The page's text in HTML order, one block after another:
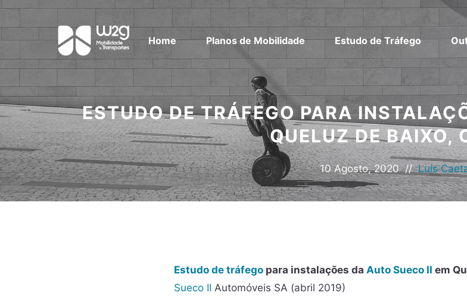
Home Planos de Mobilidade Estudo de Tráfego
ESTUDO DE TRÁFEGO PARA
QUELUZ DE BAIXO,
10 Agosto, 2020 // Luís
Estudo de tráfego para instalações da Auto Sueco II em
Sueco II Automóveis SA (abril 2019)